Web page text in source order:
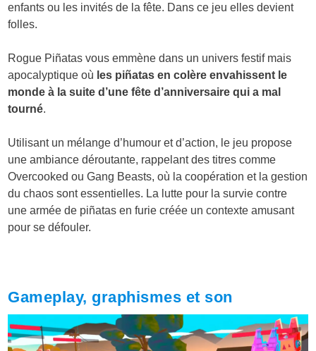
enfants ou les invités de la fête. Dans ce jeu elles devient
folles.
Rogue Piñatas vous emmène dans un univers festif mais
apocalyptique où les piñatas en colère envahissent le
monde à la suite d’une fête d’anniversaire qui a mal
tourné.
Utilisant un mélange d’humour et d’action, le jeu propose
une ambiance déroutante, rappelant des titres comme
Overcooked ou Gang Beasts, où la coopération et la gestion
du chaos sont essentielles. La lutte pour la survie contre
une armée de piñatas en furie créée un contexte amusant
pour se défouler.
Gameplay, graphismes et son